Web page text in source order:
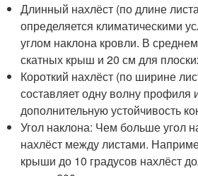
Длинный нахлёст (по длине
определяется климатическими
углом наклона кровли. В
скатных крыш и 20 см для
Короткий нахлёст (по ширине
составляет одну волну профиля
дополнительную устойчивость
Угол наклона: Чем больше угол
нахлёст между листами.
крыши до 10 градусов нахлёст